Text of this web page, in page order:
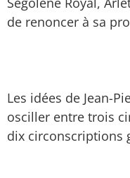
de renoncer à sa
Les idées de Jean-
osciller entre trois
dix circonscriptions